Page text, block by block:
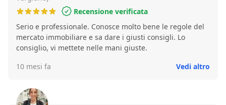
Recensione verificata
Serio e professionale. Conosce molto bene le regole del
mercato immobiliare e sa dare i giusti consigli. Lo
consiglio, vi mettete nelle mani giuste.
10 mesi fa
Vedi altro